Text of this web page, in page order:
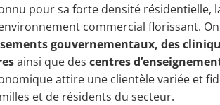
pour sa forte densité résidentielle,
commercial florissant.
gouvernementaux, des
ainsi que des centres
attire une clientèle variée et
et de résidents du secteur.